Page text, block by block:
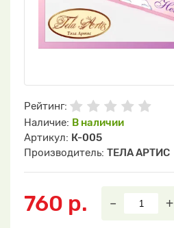
Рейтинг:
Наличие: В наличии
Артикул: К-005
Производитель: ТЕЛА АРТИС
760 р. – +